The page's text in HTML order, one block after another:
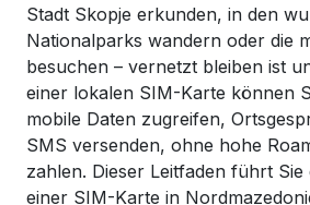
Stadt Skopje erkunden, in den
Nationalparks wandern oder die
besuchen – vernetzt bleiben ist
einer lokalen SIM-Karte können
mobile Daten zugreifen,
SMS versenden, ohne hohe
zahlen. Dieser Leitfaden führt
einer SIM-Karte in